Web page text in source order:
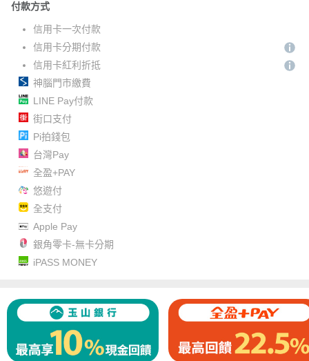
付款方式
信用卡一次付款
信用卡分期付款
信用卡紅利折抵
神腦門市繳費
LINE Pay付款
街口支付
Pi拍錢包
台灣Pay
全盈+PAY
悠遊付
全支付
Apple Pay
銀角零卡-無卡分期
iPASS MONEY